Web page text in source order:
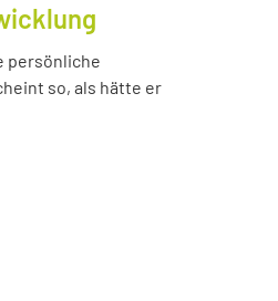
persönliche
so, als hätte er